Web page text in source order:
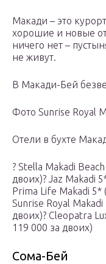
Макади – это
хорошие и новые
ничего нет –
не живут.
В Макади-Бей
Фото Sunrise Royal
Отели в бухте
? Stella Makadi
двоих)? Jaz Makadi
Prima Life Makadi 5*
Sunrise Royal
двоих)? Cleopatra
119 000 за двоих)
Сома-Бей